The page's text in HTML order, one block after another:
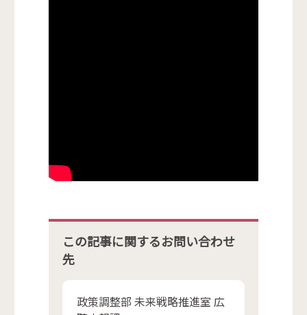
この記事に関するお問い合わせ
先
政策調整部 未来戦略推進室 広